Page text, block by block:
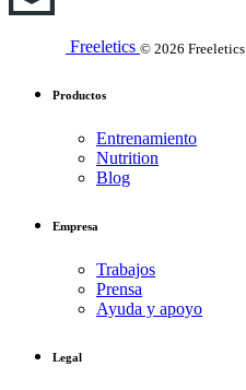
Freeletics © 2026
Productos
Entrenamiento
Nutrition
Blog
Empresa
Trabajos
Prensa
Ayuda y apoyo
Legal